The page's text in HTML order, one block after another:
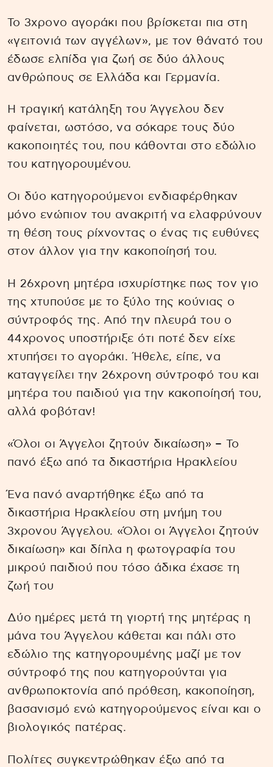
Το 3χρονο αγοράκι που βρίσκεται πια στη
«γειτονιά των αγγέλων», με τον θάνατό του
έδωσε ελπίδα για ζωή σε δύο άλλους
ανθρώπους σε Ελλάδα και Γερμανία.
Η τραγική κατάληξη του Άγγελου δεν
φαίνεται, ωστόσο, να σόκαρε τους δύο
κακοποιητές του, που κάθονται στο εδώλιο
του κατηγορουμένου.
Οι δύο κατηγορούμενοι ενδιαφέρθηκαν
μόνο ενώπιον του ανακριτή να ελαφρύνουν
τη θέση τους ρίχνοντας ο ένας τις ευθύνες
στον άλλον για την κακοποίησή του.
Η 26χρονη μητέρα ισχυρίστηκε πως τον γιο
της χτυπούσε με το ξύλο της κούνιας ο
σύντροφός της. Από την πλευρά του ο
44χρονος υποστήριξε ότι ποτέ δεν είχε
χτυπήσει το αγοράκι. Ήθελε, είπε, να
καταγγείλει την 26χρονη σύντροφό του και
μητέρα του παιδιού για την κακοποίησή του,
αλλά φοβόταν!
«Όλοι οι Άγγελοι ζητούν δικαίωση» – Το
πανό έξω από τα δικαστήρια Ηρακλείου
Ένα πανό αναρτήθηκε έξω από τα
δικαστήρια Ηρακλείου στη μνήμη του
3χρονου Άγγελου. «Όλοι οι Άγγελοι ζητούν
δικαίωση» και δίπλα η φωτογραφία του
μικρού παιδιού που τόσο άδικα έχασε τη
ζωή του
Δύο ημέρες μετά τη γιορτή της μητέρας η
μάνα του Άγγελου κάθεται και πάλι στο
εδώλιο της κατηγορουμένης μαζί με τον
σύντροφό της που κατηγορούνται για
ανθρωποκτονία από πρόθεση, κακοποίηση,
βασανισμό ενώ κατηγορούμενος είναι και ο
βιολογικός πατέρας.
Πολίτες συγκεντρώθηκαν έξω από τα